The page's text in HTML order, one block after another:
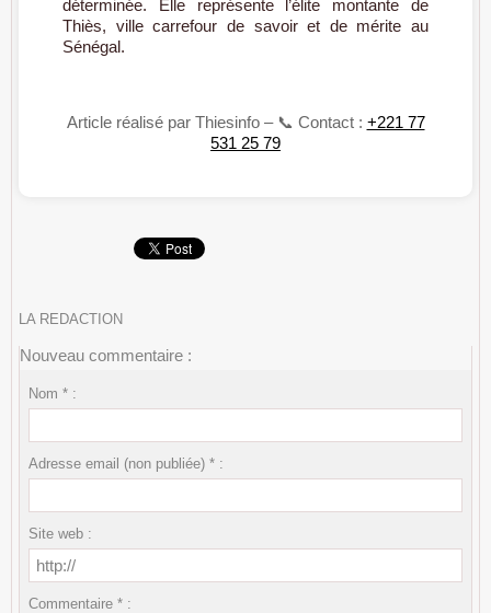
déterminée. Elle représente l’élite montante de
Thiès, ville carrefour de savoir et de mérite au
Sénégal.
Article réalisé par Thiesinfo – 📞 Contact : +221 77
531 25 79
LA REDACTION
Nouveau commentaire :
Nom * :
Adresse email (non publiée) * :
Site web :
Commentaire * :